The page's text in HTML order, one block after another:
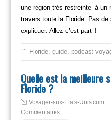
une région très restreinte, à un
travers toute la Floride. Pas
expliquer. Allez c’est parti !
Floride, guide, podcast
Quelle est la meilleure
Floride ?
Voyager-aux-Etats-Unis.com
Commentaires